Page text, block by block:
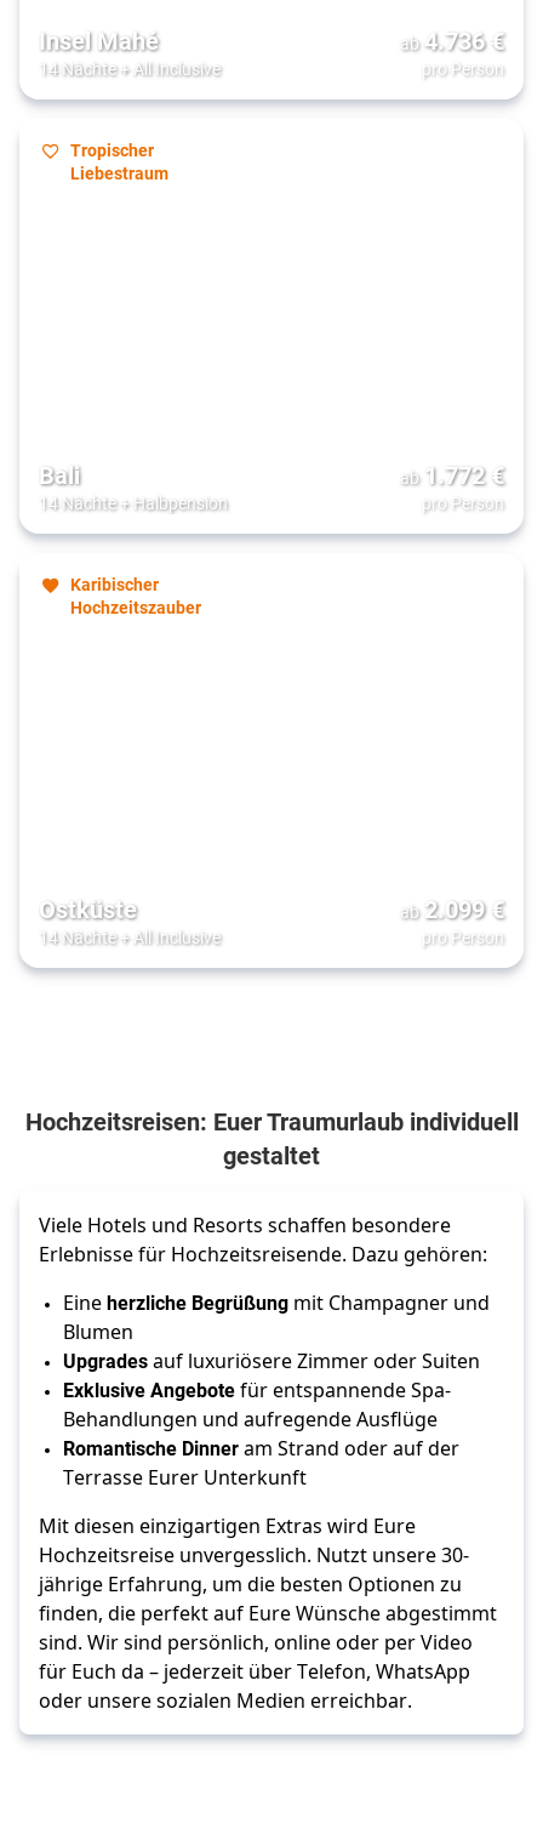
Insel Mahé
14 Nächte+ All Inclusive
ab 4.736€
pro Person
Tropischer
Liebestraum
Bali
14 Nächte+ Halbpension
ab 1.772€
pro Person
Karibischer
Hochzeitszauber
Ostküste
14 Nächte+ All Inclusive
ab 2.099€
pro Person
Hochzeitsreisen: Euer Traumurlaub individuell
gestaltet
Viele Hotels und Resorts schaffen besondere
Erlebnisse für Hochzeitsreisende. Dazu gehören:
Eine herzliche Begrüßung mit Champagner und
Blumen
Upgrades auf luxuriösere Zimmer oder Suiten
Exklusive Angebote für entspannende Spa-
Behandlungen und aufregende Ausflüge
Romantische Dinner am Strand oder auf der
Terrasse Eurer Unterkunft
Mit diesen einzigartigen Extras wird Eure
Hochzeitsreise unvergesslich. Nutzt unsere 30-
jährige Erfahrung, um die besten Optionen zu
finden, die perfekt auf Eure Wünsche abgestimmt
sind. Wir sind persönlich, online oder per Video
für Euch da – jederzeit über Telefon, WhatsApp
oder unsere sozialen Medien erreichbar.